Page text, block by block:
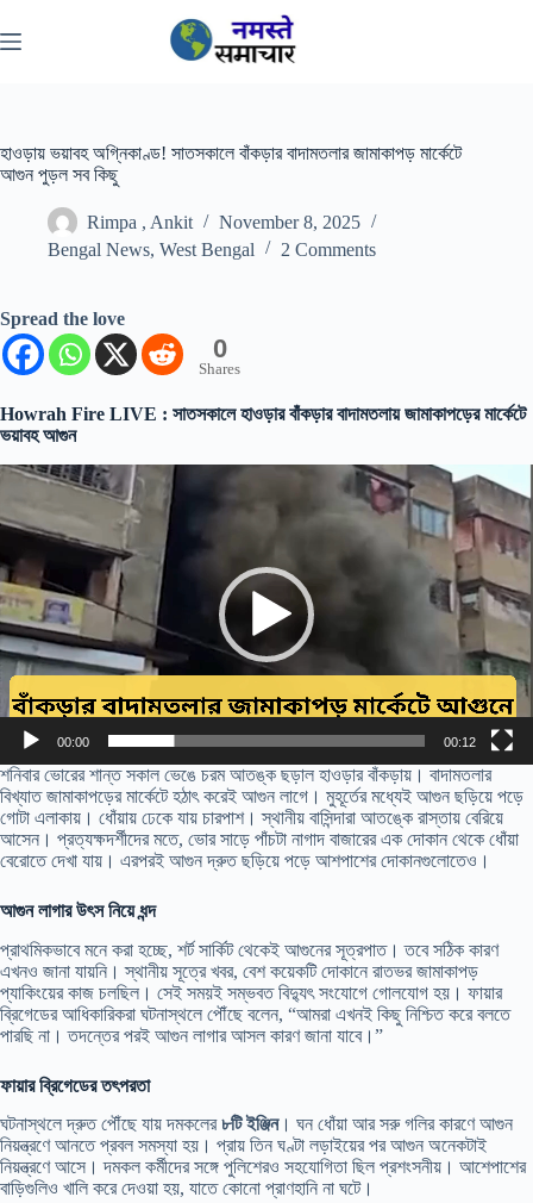
to
content
হাওড়ায় ভয়াবহ অগ্নিকাণ্ড! সাতসকালে বাঁকড়ার বাদামতলার জামাকাপড় মার্কেটে
আগুন পুড়ল সব কিছু
Rimpa , Ankit
November 8, 2025
Bengal News, West Bengal 2 Comments
Spread the love
0
Shares
Howrah Fire LIVE : সাতসকালে হাওড়ার বাঁকড়ার বাদামতলায় জামাকাপড়ের মার্কেটে
ভয়াবহ আগুন
Video
00:00 00:12
শনিবার ভোরের শান্ত সকাল ভেঙে চরম আতঙ্ক ছড়াল হাওড়ার বাঁকড়ায়। বাদামতলার
বিখ্যাত জামাকাপড়ের মার্কেটে হঠাৎ করেই আগুন লাগে। মুহূর্তের মধ্যেই আগুন ছড়িয়ে পড়ে
গোটা এলাকায়। ধোঁয়ায় ঢেকে যায় চারপাশ। স্থানীয় বাসিন্দারা আতঙ্কে রাস্তায় বেরিয়ে
আসেন। প্রত্যক্ষদর্শীদের মতে, ভোর সাড়ে পাঁচটা নাগাদ বাজারের এক দোকান থেকে ধোঁয়া
বেরোতে দেখা যায়। এরপরই আগুন দ্রুত ছড়িয়ে পড়ে আশপাশের দোকানগুলোতেও।
আগুন লাগার উৎস নিয়ে ধন্দ
প্রাথমিকভাবে মনে করা হচ্ছে, শর্ট সার্কিট থেকেই আগুনের সূত্রপাত। তবে সঠিক কারণ
এখনও জানা যায়নি। স্থানীয় সূত্রে খবর, বেশ কয়েকটি দোকানে রাতভর জামাকাপড়
প্যাকিংয়ের কাজ চলছিল। সেই সময়ই সম্ভবত বিদ্যুৎ সংযোগে গোলযোগ হয়। ফায়ার
ব্রিগেডের আধিকারিকরা ঘটনাস্থলে পৌঁছে বলেন, “আমরা এখনই কিছু নিশ্চিত করে বলতে
পারছি না। তদন্তের পরই আগুন লাগার আসল কারণ জানা যাবে।”
ফায়ার ব্রিগেডের তৎপরতা
ঘটনাস্থলে দ্রুত পৌঁছে যায় দমকলের৮টি ইঞ্জিন। ঘন ধোঁয়া আর সরু গলির কারণে আগুন
নিয়ন্ত্রণে আনতে প্রবল সমস্যা হয়। প্রায় তিন ঘণ্টা লড়াইয়ের পর আগুন অনেকটাই
নিয়ন্ত্রণে আসে। দমকল কর্মীদের সঙ্গে পুলিশেরও সহযোগিতা ছিল প্রশংসনীয়। আশেপাশের
বাড়িগুলিও খালি করে দেওয়া হয়, যাতে কোনো প্রাণহানি না ঘটে।